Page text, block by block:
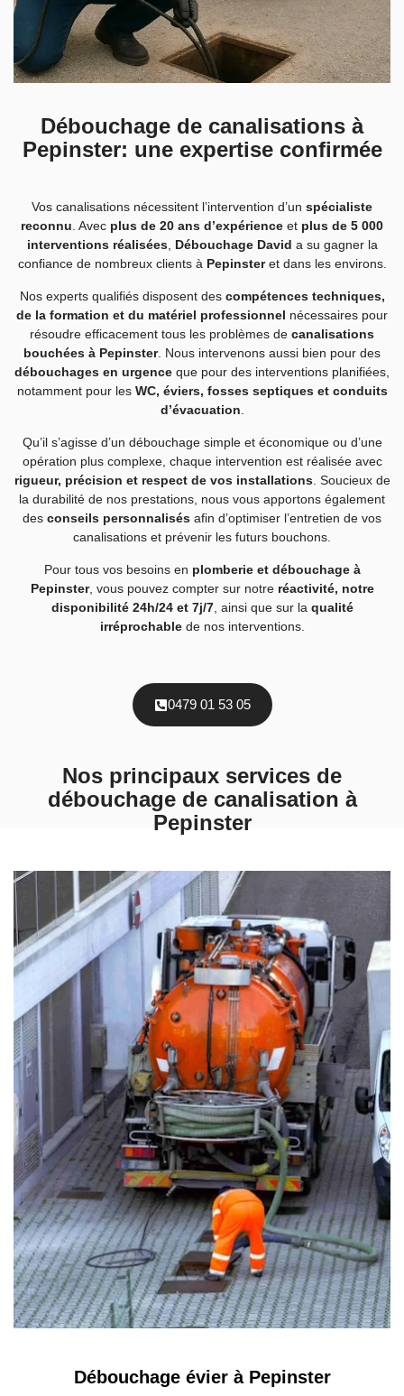
Débouchage de canalisations à
Pepinster: une expertise confirmée
Vos canalisations nécessitent l’intervention d’un spécialiste
reconnu. Avec plus de 20 ans d’expérience et plus de 5 000
interventions réalisées, Débouchage David a su gagner la
confiance de nombreux clients à Pepinsteret dans les environs.
Nos experts qualifiés disposent des compétences techniques,
de la formation et du matériel professionnel nécessaires pour
résoudre efficacement tous les problèmes de canalisations
bouchées à Pepinster. Nous intervenons aussi bien pour des
débouchages en urgence que pour des interventions planifiées,
notamment pour les WC, éviers, fosses septiques et conduits
d’évacuation.
Qu’il s’agisse d’un débouchage simple et économique ou d’une
opération plus complexe, chaque intervention est réalisée avec
rigueur, précision et respect de vos installations. Soucieux de
la durabilité de nos prestations, nous vous apportons également
des conseils personnalisés afin d’optimiser l’entretien de vos
canalisations et prévenir les futurs bouchons.
Pour tous vos besoins en plomberie et débouchage à
Pepinster, vous pouvez compter sur notre réactivité, notre
disponibilité 24h/24 et 7j/7, ainsi que sur la qualité
irréprochablede nos interventions.
0479 01 53 05
Nos principaux services de
débouchage de canalisation à
Pepinster
Débouchage évier à Pepinster